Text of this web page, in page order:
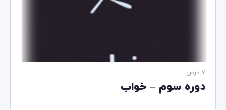
7 درس‌
دوره سوم – خواب